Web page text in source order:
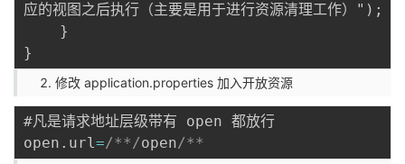
应的视图之后执行（主要是用于进行资源清理工作）" ) ;
}
}
修改 application.properties 加入开放资源
#凡是请求地址层级带有 open 都放行
open . url=/**/open